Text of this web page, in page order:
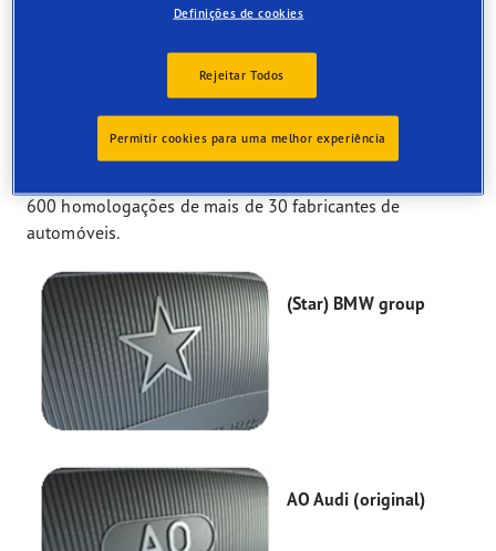
original, é gravada uma marcação OE na parte lateral do
pneu, mostrando a que fabricante de automóveis se
600 homologações de mais de 30 fabricantes de
automóveis.
(Star) BMW group
AO Audi (original)
Definições de cookies
Rejeitar Todos
Permitir cookies para uma melhor experiência